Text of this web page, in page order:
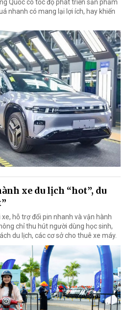
Quốc có tốc độ phát triển sản phẩm
nhanh có mang lại lợi ích, hay khiến
xe du lịch “hot”, du
hỗ trợ đổi pin nhanh và vận hành
chỉ thu hút người dùng học sinh,
du lịch, các cơ sở cho thuê xe máy.